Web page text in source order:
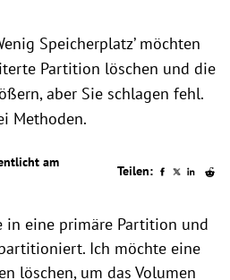
Speicherplatz’ möchten
Partition löschen und die
aber Sie schlagen fehl.
Methoden.
am
Teilen:
in eine primäre Partition und
Ich möchte eine
löschen, um das Volumen